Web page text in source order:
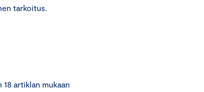
tarkoitus.
artiklan mukaan